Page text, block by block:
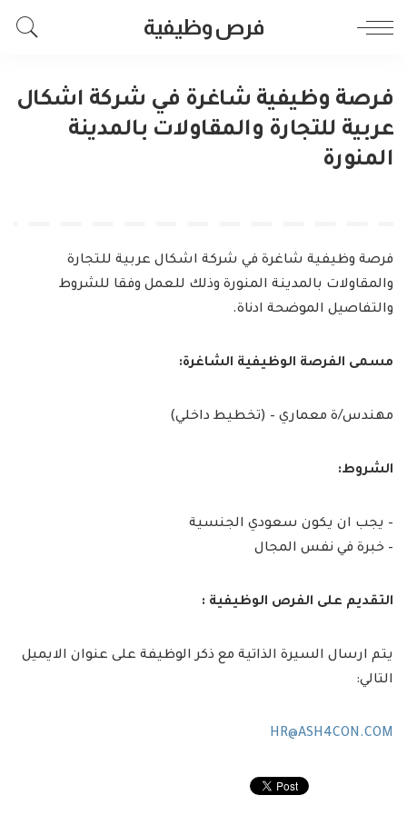
فرص وظيفية
فرصة وظيفية شاغرة في شركة اشكال
عربية للتجارة والمقاولات بالمدينة
المنورة
فرصة وظيفية شاغرة في شركة اشكال عربية للتجارة
والمقاولات بالمدينة المنورة وذلك للعمل وفقا للشروط
والتفاصيل الموضحة ادناة.
مسمى الفرصة الوظيفية الشاغرة:
مهندس/ة معماري – (تخطيط داخلي)
الشروط:
– يجب ان يكون سعودي الجنسية
– خبرة في نفس المجال
التقديم على الفرص الوظيفية :
يتم ارسال السيرة الذاتية مع ذكر الوظيفة على عنوان الايميل
التالي:
HR@ASH4CON.COM